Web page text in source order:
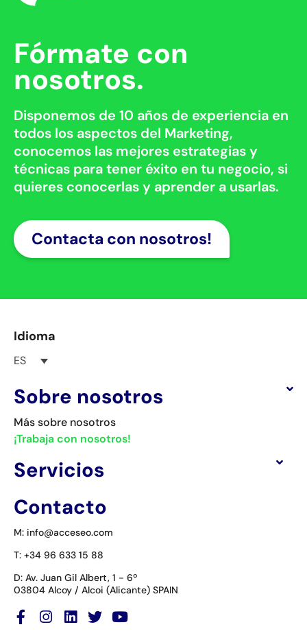
Fórmate con
nosotros.
Disponemos de 10 años de experiencia en
todos los aspectos del Marketing,
conocemos las mejores estrategias y
técnicas para tener éxito en tu negocio, si
quieres conocerlas y aprender a usarlas.
Contacta con nosotros!
Idioma
ES
Sobre nosotros
Más sobre nosotros
¡Trabaja con nosotros!
Servicios
Contacto
M: info@acceseo.com
T: +34 96 633 15 88
D: Av. Juan Gil Albert, 1 - 6º
03804 Alcoy / Alcoi (Alicante) SPAIN